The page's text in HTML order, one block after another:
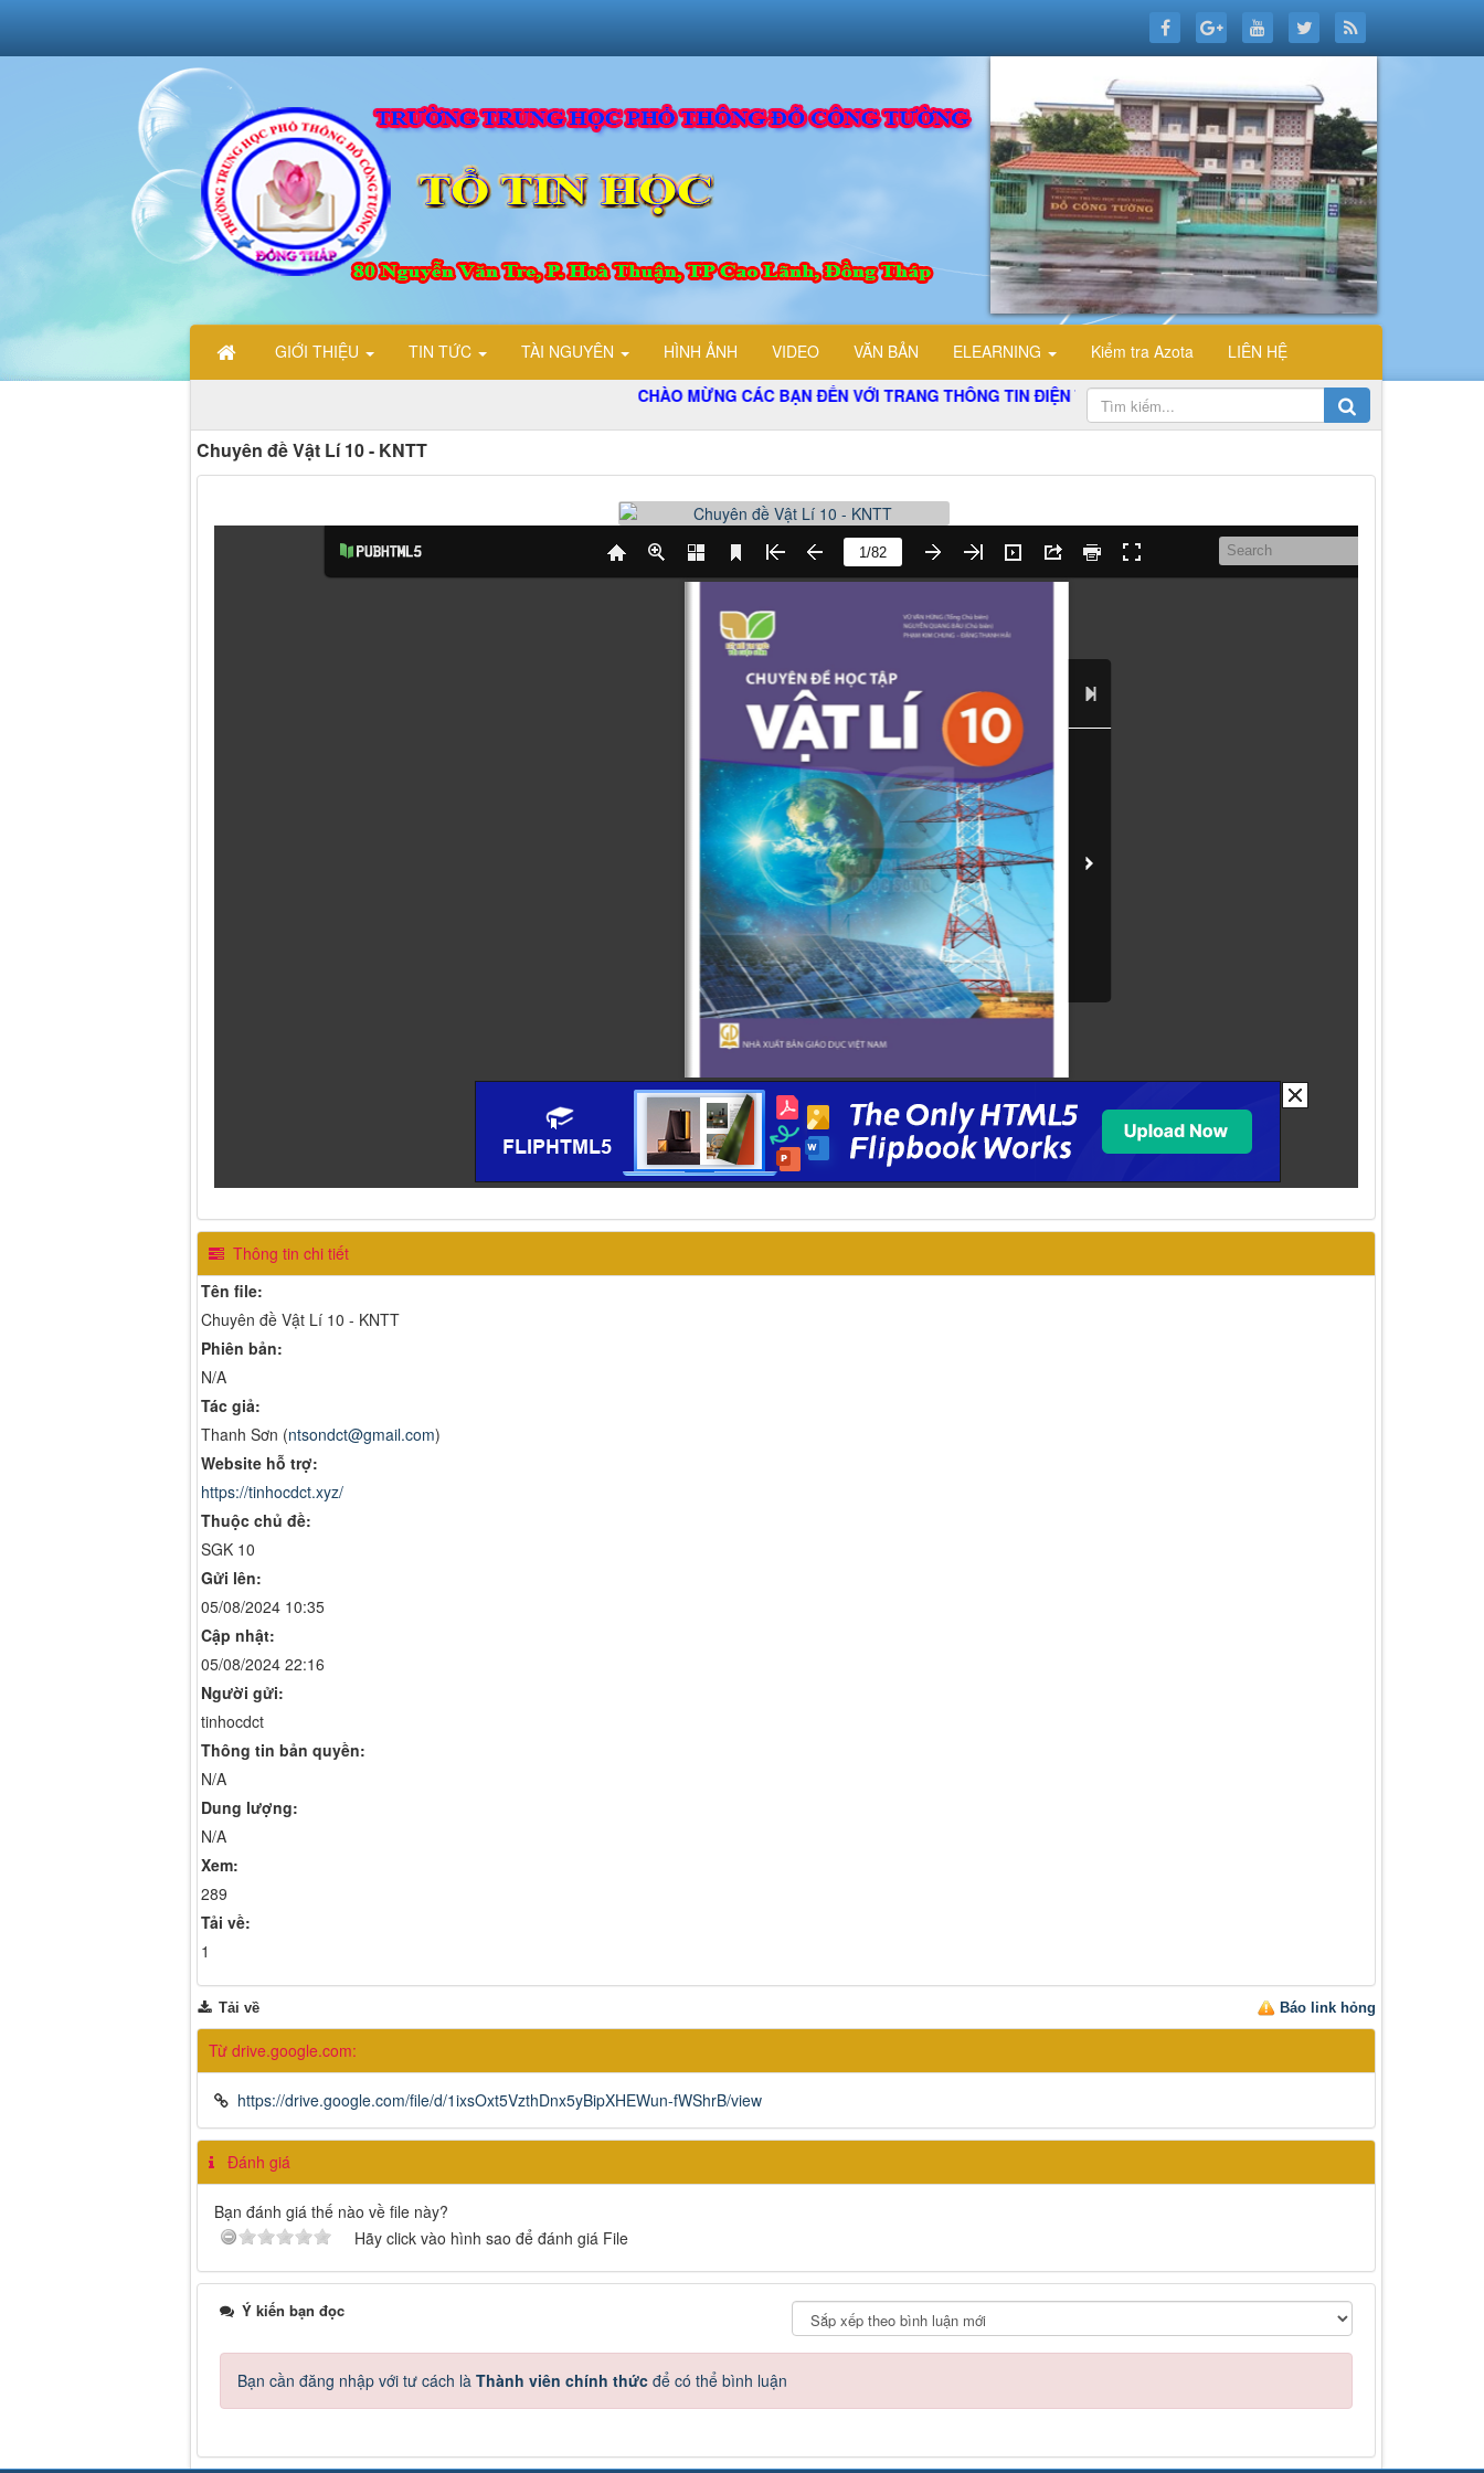
GIỚI THIỆU TIN TỨC TÀI NGUYÊN HÌNH ẢNH VIDEO VĂN BẢN ELEARNING Kiểm tra Azota
LIÊN HỆ
CHÀO MỪNG CÁC BẠN ĐẾN VỚI TRANG THÔNG TIN ĐIỆN TỬ TỔ TIN HỌC TRƯỜNG THPT ĐỖ CÔNG TƯỜNG
Chuyên đề Vật Lí 10 - KNTT
Thông tin chi tiết
Tên file:
Chuyên đề Vật Lí 10 - KNTT
Phiên bản:
N/A
Tác giả:
Thanh Sơn (ntsondct@gmail.com)
Website hỗ trợ:
https://tinhocdct.xyz/
Thuộc chủ đề:
SGK 10
Gửi lên:
05/08/2024 10:35
Cập nhật:
05/08/2024 22:16
Người gửi:
tinhocdct
Thông tin bản quyền:
N/A
Dung lượng:
N/A
Xem:
289
Tải về:
1
Báo link hỏng
Tải về
Từ drive.google.com:
https://drive.google.com/file/d/1ixsOxt5VzthDnx5yBipXHEWun-fWShrB/view
Đánh giá
Bạn đánh giá thế nào về file này?
Hãy click vào hình sao để đánh giá File
Ý kiến bạn đọc
Bạn cần đăng nhập với tư cách là Thành viên chính thức để có thể bình luận